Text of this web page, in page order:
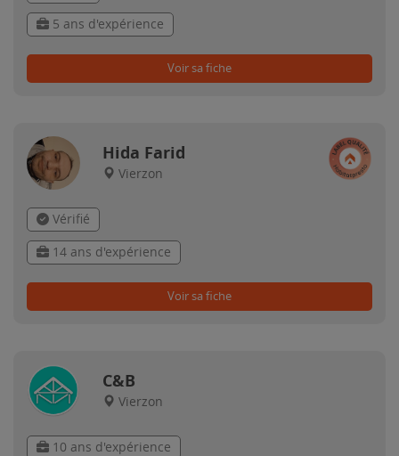
5 ans d'expérience
Voir sa fiche
Hida Farid
Vierzon
Vérifié
14 ans d'expérience
Voir sa fiche
C&B
Vierzon
10 ans d'expérience